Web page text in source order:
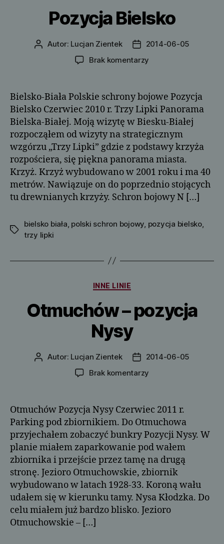
Pozycja Bielsko
AutorAutor: Lucjan Zientek
Data2014-06-05
Brak komentarzy
Bielsko-Biała Polskie schrony bojowe Pozycja
Bielsko Czerwiec 2010 r. Trzy Lipki Panorama
Bielska-Białej. Moją wizytę w Biesku-Białej
rozpocząłem od wizyty na strategicznym
wzgórzu „Trzy Lipki” gdzie z podstawy krzyża
rozpościera, się piękna panorama miasta.
Krzyż. Krzyż wybudowano w 2001 roku i ma 40
metrów. Nawiązuje on do poprzednio stojących
tu drewnianych krzyży. Schron bojowy N […]
Tagi
bielsko biała polski schron bojowy pozycja bielsko,
trzy lipki
Kategorie
INNE LINIE
Otmuchów – pozycja
Nysy
AutorAutor: Lucjan Zientek
Data2014-06-05
Brak komentarzy
pozycja
Nysy
Otmuchów Pozycja Nysy Czerwiec 2011 r.
Parking pod zbiornikiem. Do Otmuchowa
przyjechałem zobaczyć bunkry Pozycji Nysy. W
planie miałem zaparkowanie pod wałem
zbiornika i przejście przez tamę na drugą
stronę. Jezioro Otmuchowskie, zbiornik
wybudowano w latach 1928-33. Koroną wału
udałem się w kierunku tamy. Nysa Kłodzka. Do
celu miałem już bardzo blisko. Jezioro
Otmuchowskie – […]